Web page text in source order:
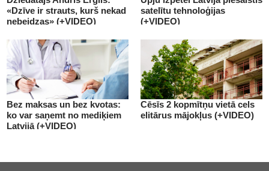
«Dzīve ir strauts, kurš nekad
nebeidzas» (+VIDEO)
satelītu tehnoloģijas
(+VIDEO)
Bez maksas un bez kvotas:
ko var saņemt no mediķiem
Latvijā (+VIDEO)
Cēsīs 2 kopmītņu vietā cels
elitārus mājokļus (+VIDEO)